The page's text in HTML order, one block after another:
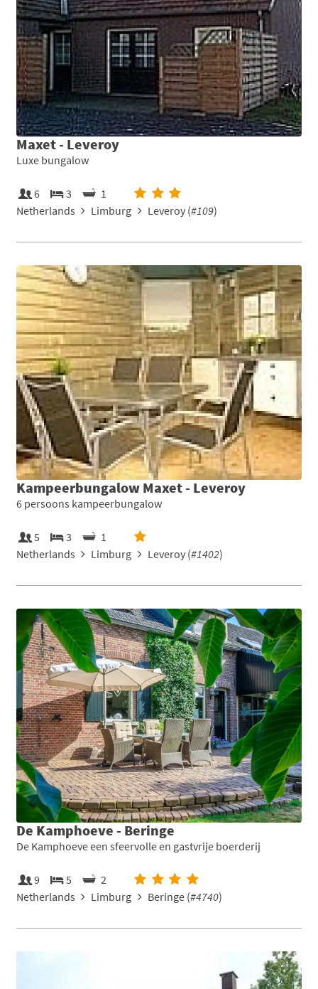
Maxet - Leveroy
Luxe bungalow
6 3
1
Netherlands
Limburg Leveroy (#109)
Kampeerbungalow Maxet - Leveroy
6 persoons kampeerbungalow
5 3
1
Netherlands
Limburg Leveroy (#1402)
De Kamphoeve - Beringe
De Kamphoeve een sfeervolle en gastvrije boerderij
9 5
2
Netherlands
Limburg Beringe (#4740)